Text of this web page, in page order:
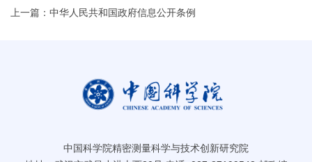
上一篇：中华人民共和国政府信息公开条例
中国科学院精密测量科学与技术创新研究院